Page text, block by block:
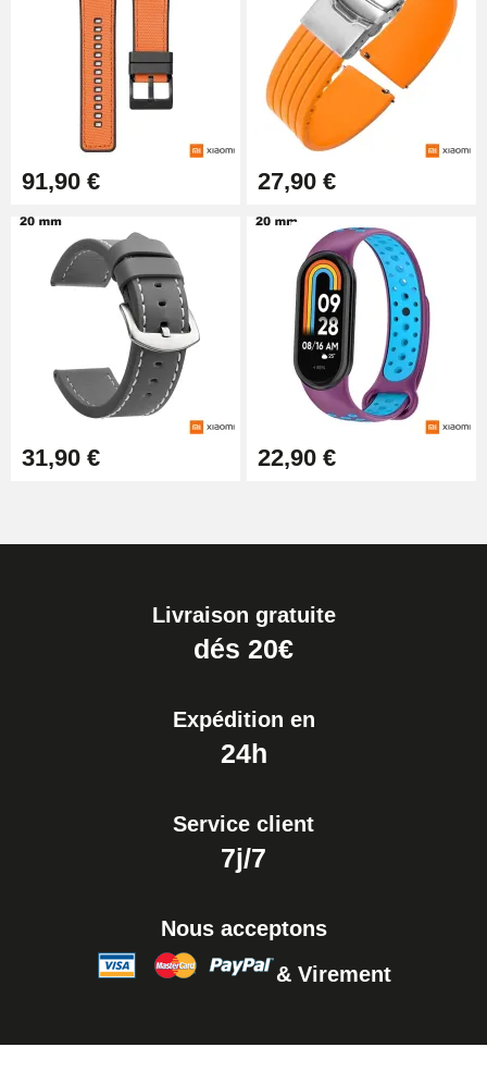
91,90 € 27,90 €
31,90 € 22,90 €
Livraison gratuite
dés 20€
Expédition en
24h
Service client
7j/7
Nous acceptons
& Virement